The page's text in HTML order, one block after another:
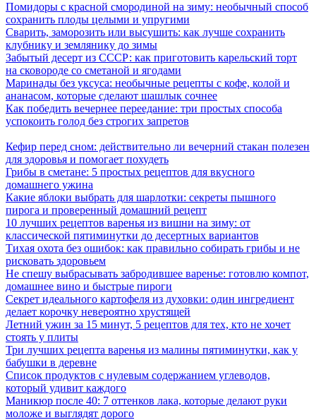
Помидоры с красной смородиной на зиму: необычный способ
сохранить плоды целыми и упругими
Сварить, заморозить или высушить: как лучше сохранить
клубнику и землянику до зимы
Забытый десерт из СССР: как приготовить карельский торт
на сковороде со сметаной и ягодами
Маринады без уксуса: необычные рецепты с кофе, колой и
ананасом, которые сделают шашлык сочнее
Как победить вечернее переедание: три простых способа
успокоить голод без строгих запретов
Кефир перед сном: действительно ли вечерний стакан полезен
для здоровья и помогает похудеть
Грибы в сметане: 5 простых рецептов для вкусного
домашнего ужина
Какие яблоки выбрать для шарлотки: секреты пышного
пирога и проверенный домашний рецепт
10 лучших рецептов варенья из вишни на зиму: от
классической пятиминутки до десертных вариантов
Тихая охота без ошибок: как правильно собирать грибы и не
рисковать здоровьем
Не спешу выбрасывать забродившее варенье: готовлю компот,
домашнее вино и быстрые пироги
Секрет идеального картофеля из духовки: один ингредиент
делает корочку невероятно хрустящей
Летний ужин за 15 минут, 5 рецептов для тех, кто не хочет
стоять у плиты
Три лучших рецепта варенья из малины пятиминутки, как у
бабушки в деревне
Список продуктов с нулевым содержанием углеводов,
который удивит каждого
Маникюр после 40: 7 оттенков лака, которые делают руки
моложе и выглядят дорого